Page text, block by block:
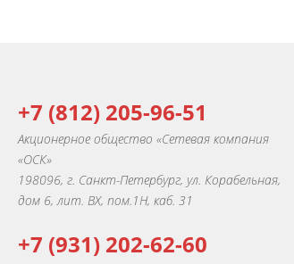
+7 (812) 205-96-51
Акционерное общество «Сетевая компания
«ОСК»
198096, г. Санкт-Петербург, ул. Корабельная,
дом 6, лит. ВХ, пом.1Н, каб. 31
+7 (931) 202-62-60